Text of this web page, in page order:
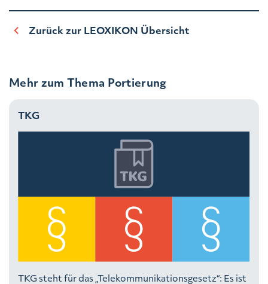
Zurück zur LEOXIKON Übersicht
Mehr zum Thema Portierung
TKG
TKG steht für das „Telekommunikationsgesetz“: Es ist